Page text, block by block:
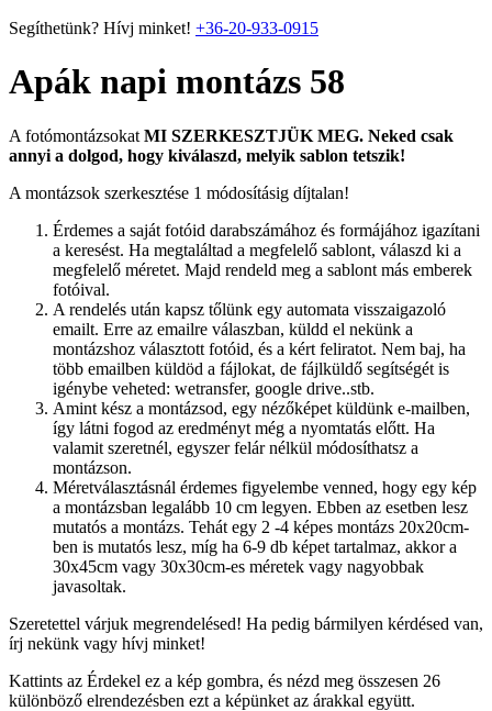
Segíthetünk? Hívj minket! +36-20-933-0915
Apák napi montázs 58
A fotómontázsokat MI SZERKESZTJÜK MEG. Neked csak
annyi a dolgod, hogy kiválaszd, melyik sablon tetszik!
A montázsok szerkesztése 1 módosításig díjtalan!
Érdemes a saját fotóid darabszámához és formájához igazítani
a keresést. Ha megtaláltad a megfelelő sablont, válaszd ki a
megfelelő méretet. Majd rendeld meg a sablont más emberek
fotóival.
A rendelés után kapsz tőlünk egy automata visszaigazoló
emailt. Erre az emailre válaszban, küldd el nekünk a
montázshoz választott fotóid, és a kért feliratot. Nem baj, ha
több emailben küldöd a fájlokat, de fájlküldő segítségét is
igénybe veheted: wetransfer, google drive..stb.
Amint kész a montázsod, egy nézőképet küldünk e-mailben,
így látni fogod az eredményt még a nyomtatás előtt. Ha
valamit szeretnél, egyszer felár nélkül módosíthatsz a
montázson.
Méretválasztásnál érdemes figyelembe venned, hogy egy kép
a montázsban legalább 10 cm legyen. Ebben az esetben lesz
mutatós a montázs. Tehát egy 2 -4 képes montázs 20x20cm-
ben is mutatós lesz, míg ha 6-9 db képet tartalmaz, akkor a
30x45cm vagy 30x30cm-es méretek vagy nagyobbak
javasoltak.
Szeretettel várjuk megrendelésed! Ha pedig bármilyen kérdésed van,
írj nekünk vagy hívj minket!
Kattints az Érdekel ez a kép gombra, és nézd meg összesen 26
különböző elrendezésben ezt a képünket az árakkal együtt.